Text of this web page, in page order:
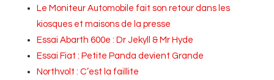
Le Moniteur Automobile fait son retour dans les
kiosques et maisons de la presse
Essai Abarth 600e : Dr Jekyll & Mr Hyde
Essai Fiat : Petite Panda devient Grande
Northvolt : C’est la faillite